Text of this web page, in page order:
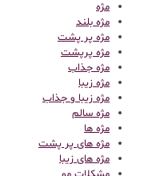
مژه
مژه بلند
مژه پر پشت
مژه پرپشت
مژه جذاب
مژه زیبا
مژه زیبا و جذاب
مژه سالم
مژه ها
مژه های پر پشت
مژه های زیبا